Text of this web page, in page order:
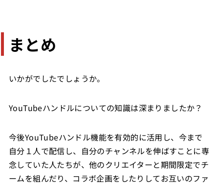
まとめ
いかがでしたでしょうか。
YouTubeハンドルについての知識は深まりましたか？
今後YouTubeハンドル機能を有効的に活用し、今まで
自分１人で配信し、自分のチャンネルを伸ばすことに専
念していた人たちが、他のクリエイターと期間限定でチ
ームを組んだり、コラボ企画をしたりしてお互いのファ